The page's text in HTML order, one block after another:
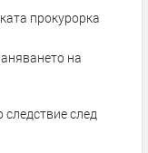
прокурорка
на
след